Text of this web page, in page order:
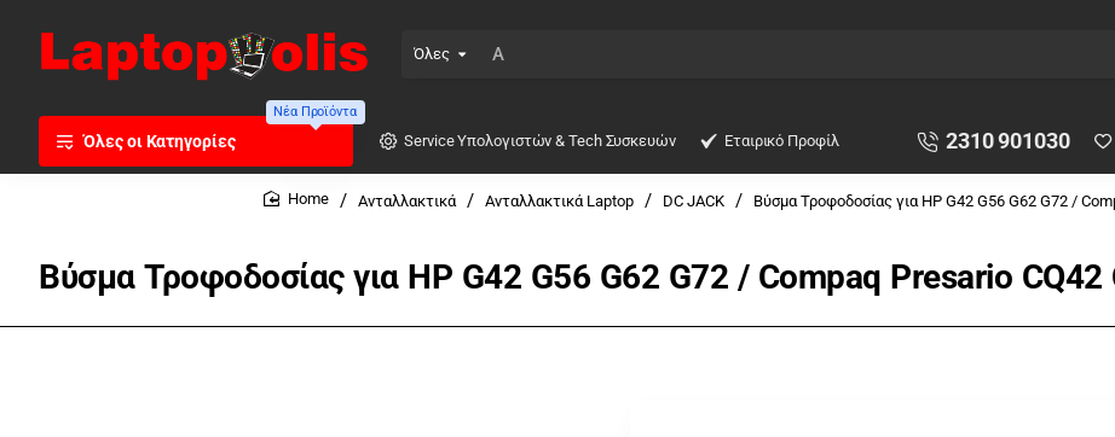
Όλες
Αναζήτηση
Όλες οι Κατηγορίες
Νέα Προϊόντα
Service Υπολογιστών & Tech Συσκευών Εταιρικό Προφίλ 2310 901030
Βύσμα Τροφοδοσίας για HP G42 G56 G62 G72 / Compaq Presario CQ42
Ανταλλακτικά Ανταλλακτικά Laptop DC JACK Βύσμα Τροφοδοσίας για HP G42 G56 G62 G72 /